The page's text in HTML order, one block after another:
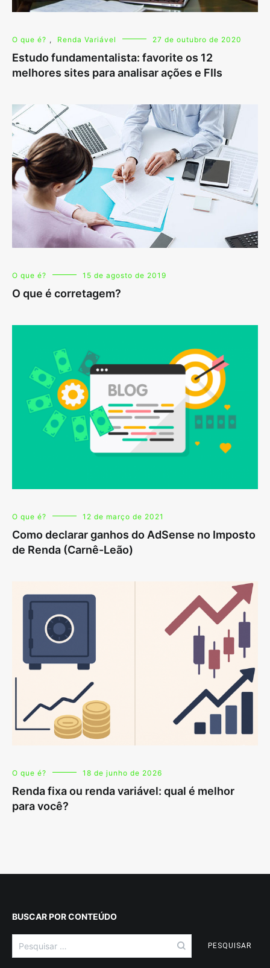
O que é? , Renda Variável 27 de outubro de 2020
Estudo fundamentalista: favorite os 12
melhores sites para analisar ações e FIIs
O que é? 15 de agosto de 2019
O que é corretagem?
O que é? 12 de março de 2021
Como declarar ganhos do AdSense no Imposto
de Renda (Carnê-Leão)
O que é? 18 de junho de 2026
Renda fixa ou renda variável: qual é melhor
para você?
BUSCAR POR CONTEÚDO
por: